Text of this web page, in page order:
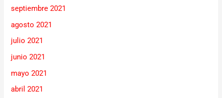
septiembre 2021
agosto 2021
julio 2021
junio 2021
mayo 2021
abril 2021